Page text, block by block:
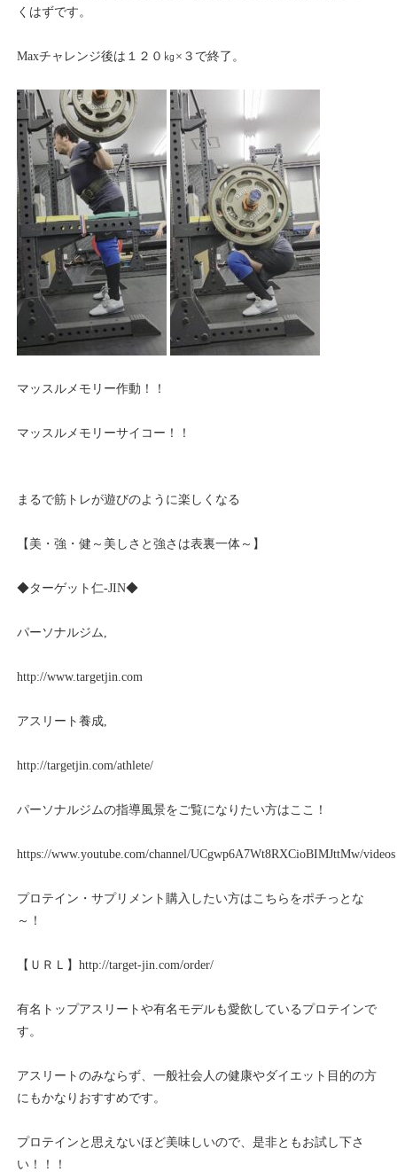
くはずです。
Maxチャレンジ後は１２０㎏×３で終了。
マッスルメモリー作動！！
マッスルメモリーサイコー！！
まるで筋トレが遊びのように楽しくなる
【美・強・健～美しさと強さは表裏一体～】
◆ターゲット仁-JIN◆
パーソナルジム,
http://www.targetjin.com
アスリート養成,
http://targetjin.com/athlete/
パーソナルジムの指導風景をご覧になりたい方はここ！
https://www.youtube.com/channel/UCgwp6A7Wt8RXCioBIMJttMw/videos
プロテイン・サプリメント購入したい方はこちらをポチっとな
～！
【ＵＲＬ】http://target-jin.com/order/
有名トップアスリートや有名モデルも愛飲しているプロテインで
す。
アスリートのみならず、一般社会人の健康やダイエット目的の方
にもかなりおすすめです。
プロテインと思えないほど美味しいので、是非ともお試し下さ
い！！！